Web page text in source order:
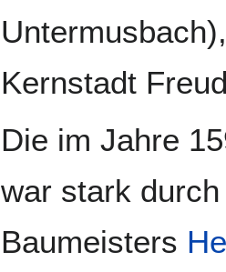
Kernstadt
Die im Jahre
war stark
Baumeisters